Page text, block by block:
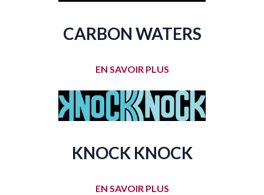
CARBON WATERS
EN SAVOIR PLUS
KNOCK KNOCK
EN SAVOIR PLUS